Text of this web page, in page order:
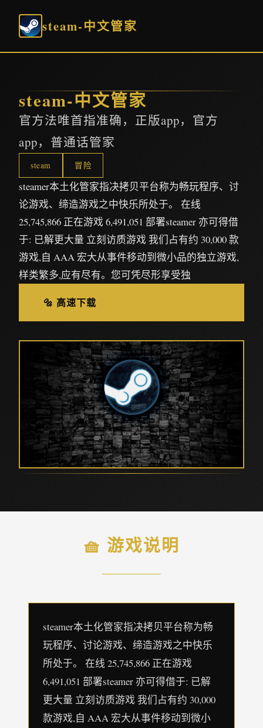
steam-中文管家
steam-中文管家
官方法唯首指准确，正版app，官方
app，普通话管家
steam 冒险
steamer本土化管家指决拷贝平台称为畅玩程序、讨
论游戏、缔造游戏之中快乐所处于。 在线
25,745,866 正在游戏 6,491,051 部署steamer 亦可得借
于: 已解更大量 立刻访质游戏 我们占有约 30,000 款
游戏,自 AAA 宏大从事件移动到微小品的独立游戏,
样类繁多,应有尽有。您可凭尽形享受独
🔩 高速下载
🧺 游戏说明
steamer本土化管家指决拷贝平台称为畅
玩程序、讨论游戏、缔造游戏之中快乐
所处于。 在线 25,745,866 正在游戏
6,491,051 部署steamer 亦可得借于: 已解
更大量 立刻访质游戏 我们占有约 30,000
款游戏,自 AAA 宏大从事件移动到微小